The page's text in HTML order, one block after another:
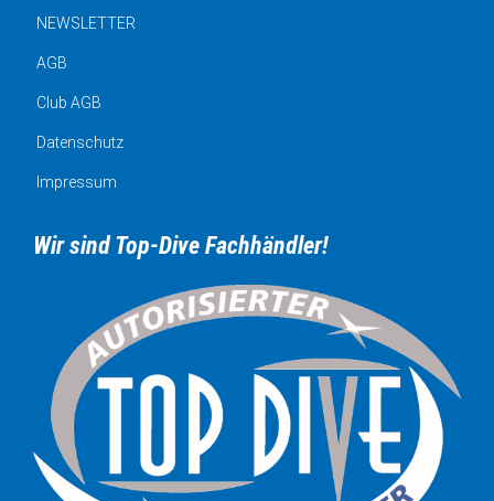
NEWSLETTER
AGB
Club AGB
Datenschutz
Impressum
Wir sind Top-Dive Fachhändler!